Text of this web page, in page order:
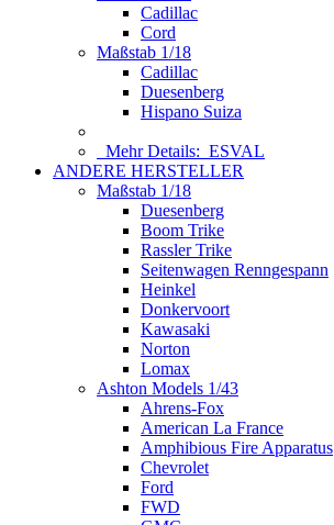
Cadillac
Cord
Maßstab 1/18
Cadillac
Duesenberg
Hispano Suiza
Mehr Details: ESVAL
ANDERE HERSTELLER
Maßstab 1/18
Duesenberg
Boom Trike
Rassler Trike
Seitenwagen Renngespann
Heinkel
Donkervoort
Kawasaki
Norton
Lomax
Ashton Models 1/43
Ahrens-Fox
American La France
Amphibious Fire Apparatus
Chevrolet
Ford
FWD